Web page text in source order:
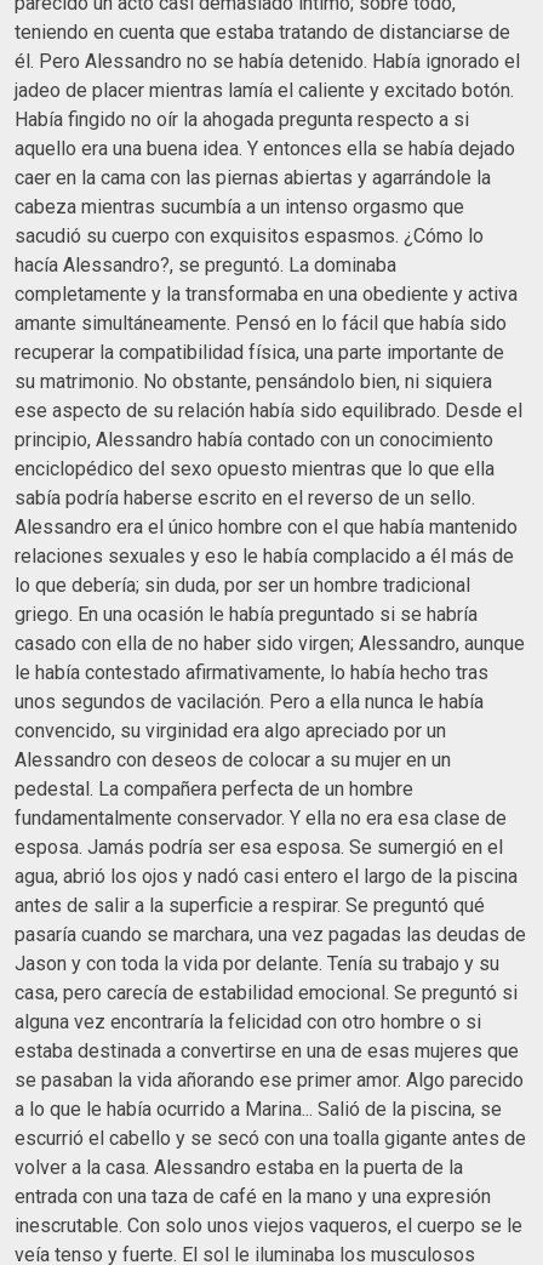
teniendo en cuenta que estaba tratando de distanciarse de
él. Pero Alessandro no se había detenido. Había ignorado el
jadeo de placer mientras lamía el caliente y excitado botón.
Había fingido no oír la ahogada pregunta respecto a si
aquello era una buena idea. Y entonces ella se había dejado
caer en la cama con las piernas abiertas y agarrándole la
cabeza mientras sucumbía a un intenso orgasmo que
sacudió su cuerpo con exquisitos espasmos. ¿Cómo lo
hacía Alessandro?, se preguntó. La dominaba
completamente y la transformaba en una obediente y activa
amante simultáneamente. Pensó en lo fácil que había sido
recuperar la compatibilidad física, una parte importante de
su matrimonio. No obstante, pensándolo bien, ni siquiera
ese aspecto de su relación había sido equilibrado. Desde el
principio, Alessandro había contado con un conocimiento
enciclopédico del sexo opuesto mientras que lo que ella
sabía podría haberse escrito en el reverso de un sello.
Alessandro era el único hombre con el que había mantenido
relaciones sexuales y eso le había complacido a él más de
lo que debería; sin duda, por ser un hombre tradicional
griego. En una ocasión le había preguntado si se habría
casado con ella de no haber sido virgen; Alessandro, aunque
le había contestado afirmativamente, lo había hecho tras
unos segundos de vacilación. Pero a ella nunca le había
convencido, su virginidad era algo apreciado por un
Alessandro con deseos de colocar a su mujer en un
pedestal. La compañera perfecta de un hombre
fundamentalmente conservador. Y ella no era esa clase de
esposa. Jamás podría ser esa esposa. Se sumergió en el
agua, abrió los ojos y nadó casi entero el largo de la piscina
antes de salir a la superficie a respirar. Se preguntó qué
pasaría cuando se marchara, una vez pagadas las deudas de
Jason y con toda la vida por delante. Tenía su trabajo y su
casa, pero carecía de estabilidad emocional. Se preguntó si
alguna vez encontraría la felicidad con otro hombre o si
estaba destinada a convertirse en una de esas mujeres que
se pasaban la vida añorando ese primer amor. Algo parecido
a lo que le había ocurrido a Marina... Salió de la piscina, se
escurrió el cabello y se secó con una toalla gigante antes de
volver a la casa. Alessandro estaba en la puerta de la
entrada con una taza de café en la mano y una expresión
inescrutable. Con solo unos viejos vaqueros, el cuerpo se le
veía tenso y fuerte. El sol le iluminaba los musculosos